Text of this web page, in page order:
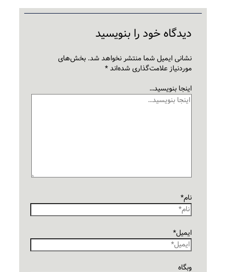
دیدگاه‌ خود را بنویسید
نشانی ایمیل شما منتشر نخواهد شد. بخش‌های
موردنیاز علامت‌گذاری شده‌اند*
اینجا بنویسید…
نام*
ایمیل*
وبگاه